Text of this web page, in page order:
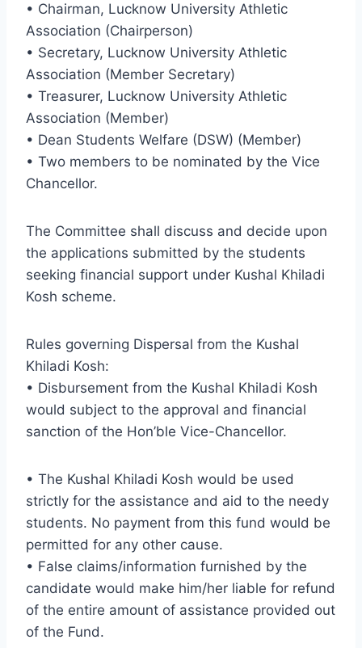
• Chairman, Lucknow University Athletic
Association (Chairperson)
• Secretary, Lucknow University Athletic
Association (Member Secretary)
• Treasurer, Lucknow University Athletic
Association (Member)
• Dean Students Welfare (DSW) (Member)
• Two members to be nominated by the Vice
Chancellor.
The Committee shall discuss and decide upon
the applications submitted by the students
seeking financial support under Kushal Khiladi
Kosh scheme.
Rules governing Dispersal from the Kushal
Khiladi Kosh:
• Disbursement from the Kushal Khiladi Kosh
would subject to the approval and financial
sanction of the Hon’ble Vice-Chancellor.
• The Kushal Khiladi Kosh would be used
strictly for the assistance and aid to the needy
students. No payment from this fund would be
permitted for any other cause.
• False claims/information furnished by the
candidate would make him/her liable for refund
of the entire amount of assistance provided out
of the Fund.